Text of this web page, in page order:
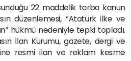
22 maddelik torba kanun
düzenlemesi, “Atatürk ilke ve
hükmü nedeniyle tepki topladı.
İlan Kurumu, gazete, dergi ve
resmi ilan ve reklam kesme